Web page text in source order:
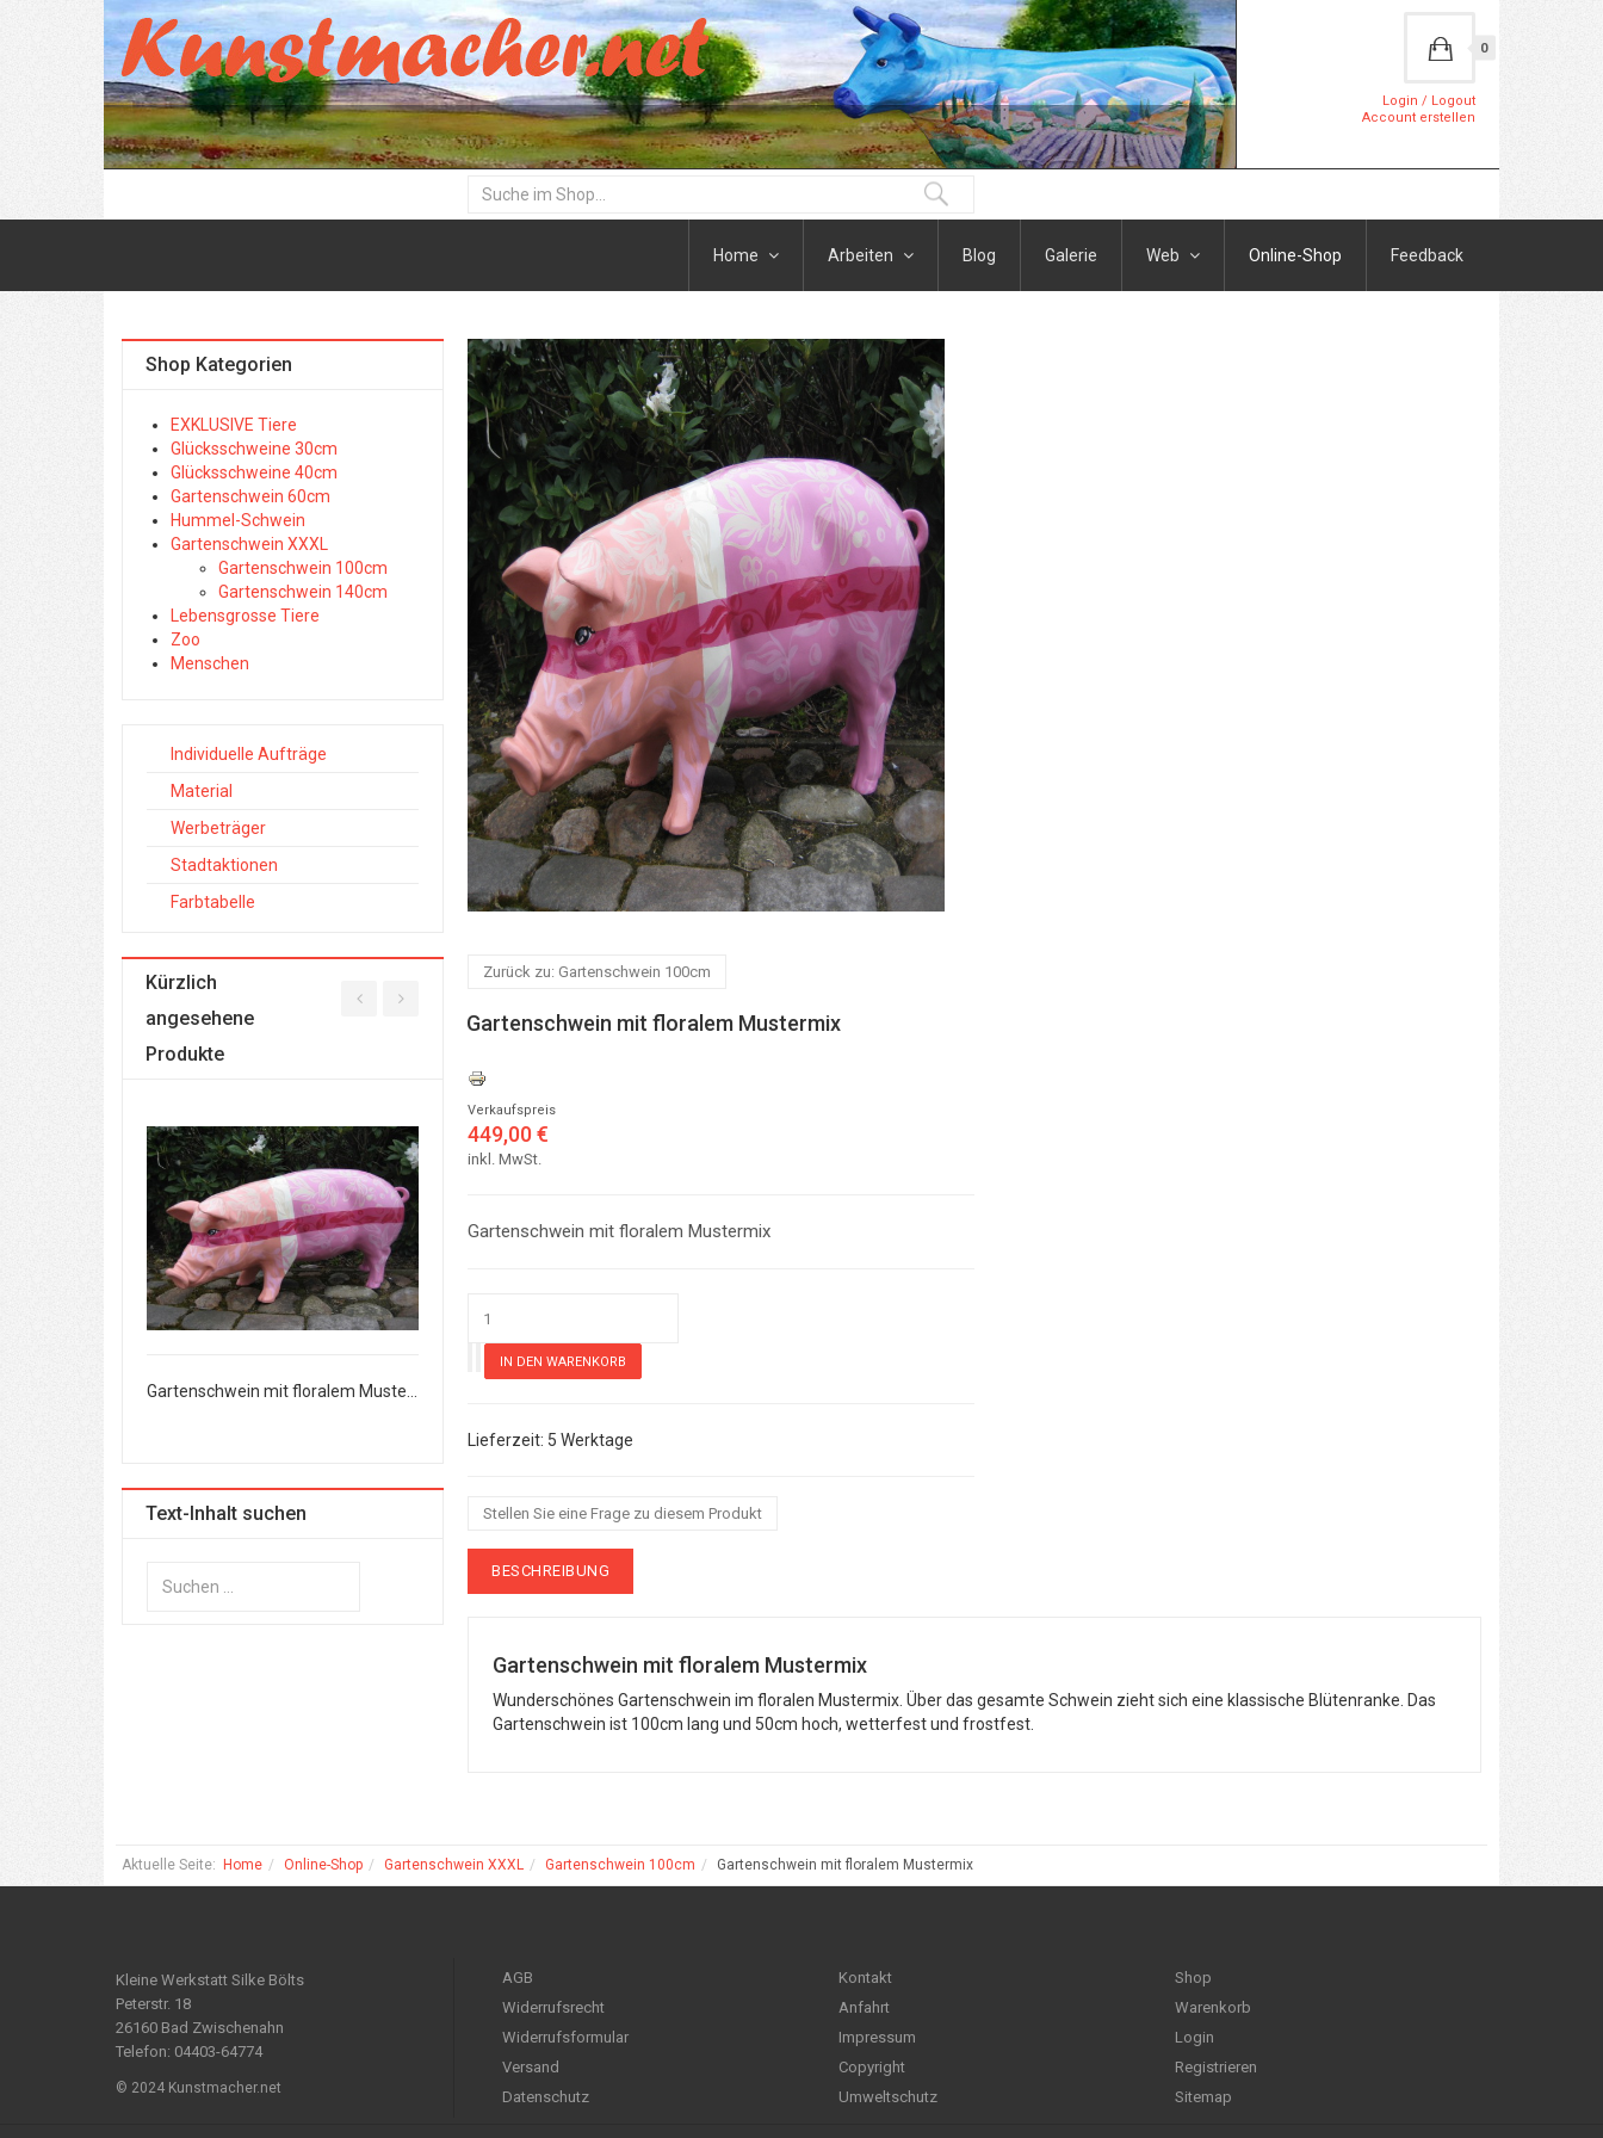
0
Login / Logout
Account erstellen
Home Arbeiten Blog Galerie Web Online-Shop Feedback
Zurück zu: Gartenschwein 100cm
Gartenschwein mit floralem Mustermix
Verkaufspreis
449,00 €
inkl. MwSt.
Gartenschwein mit floralem Mustermix
5 Werktage
Stellen Sie eine Frage zu diesem Produkt
BESCHREIBUNG
Gartenschwein mit floralem Mustermix
Wunderschönes Gartenschwein im floralen Mustermix. Über das gesamte Schwein zieht sich eine klassische Blütenranke. Das
Gartenschwein ist 100cm lang und 50cm hoch, wetterfest und frostfest.
Shop Kategorien
EXKLUSIVE Tiere
Glücksschweine 30cm
Glücksschweine 40cm
Gartenschwein 60cm
Hummel-Schwein
Gartenschwein XXXL
Gartenschwein 100cm
Gartenschwein 140cm
Lebensgrosse Tiere
Zoo
Menschen
Individuelle Aufträge
Material
Werbeträger
Stadtaktionen
Farbtabelle
Kürzlich
angesehene
Produkte
Text-Inhalt suchen
Aktuelle Seite: Home Online-Shop Gartenschwein XXXL Gartenschwein 100cm Gartenschwein mit floralem Mustermix
Kleine Werkstatt Silke Bölts
Peterstr. 18
26160 Bad Zwischenahn
Telefon: 04403-64774
© 2024 Kunstmacher.net
AGB
Widerrufsrecht
Widerrufsformular
Versand
Datenschutz
Kontakt
Anfahrt
Impressum
Copyright
Umweltschutz
Shop
Warenkorb
Login
Registrieren
Sitemap